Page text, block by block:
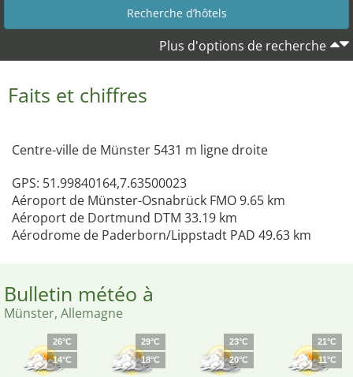
Plus d'options de recherche
Faits et chiffres
Centre-ville de Münster 5431 m ligne droite
GPS: 51.99840164,7.63500023
Aéroport de Münster-Osnabrück FMO 9.65 km
Aéroport de Dortmund DTM 33.19 km
Aérodrome de Paderborn/Lippstadt PAD 49.63 km
Bulletin météo à
Münster, Allemagne
26°C
14°C
29°C
18°C
23°C
20°C
21°C
11°C